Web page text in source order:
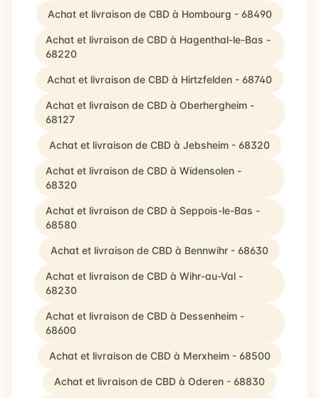
Achat et livraison de CBD à Hombourg - 68490
Achat et livraison de CBD à Hagenthal-le-Bas -
68220
Achat et livraison de CBD à Hirtzfelden - 68740
Achat et livraison de CBD à Oberhergheim -
68127
Achat et livraison de CBD à Jebsheim - 68320
Achat et livraison de CBD à Widensolen -
68320
Achat et livraison de CBD à Seppois-le-Bas -
68580
Achat et livraison de CBD à Bennwihr - 68630
Achat et livraison de CBD à Wihr-au-Val -
68230
Achat et livraison de CBD à Dessenheim -
68600
Achat et livraison de CBD à Merxheim - 68500
Achat et livraison de CBD à Oderen - 68830